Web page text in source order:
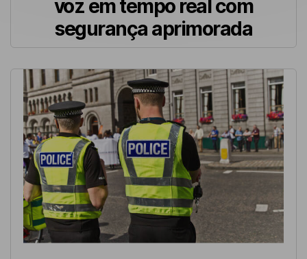
voz em tempo real com
segurança aprimorada